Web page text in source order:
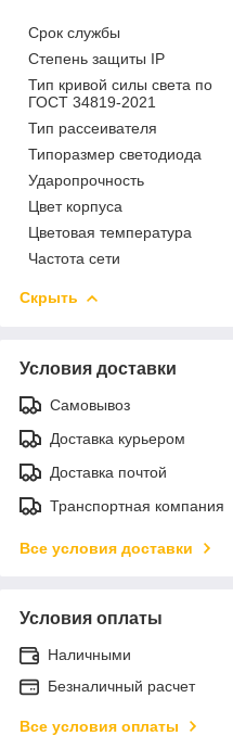
Срок службы
Степень защиты IP
Тип кривой силы света по
ГОСТ 34819-2021
Тип рассеивателя
Типоразмер светодиода
Ударопрочность
Цвет корпуса
Цветовая температура
Частота сети
Скрыть
Условия доставки
Самовывоз
Доставка курьером
Доставка почтой
Транспортная компания
Все условия доставки
Условия оплаты
Наличными
Безналичный расчет
Все условия оплаты